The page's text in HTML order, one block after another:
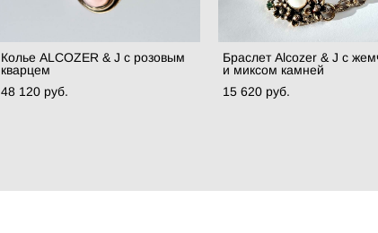
Колье ALCOZER & J с розовым
кварцем
48 120 pуб.
Браслет Alcozer & J с
и миксом камней
15 620 pуб.